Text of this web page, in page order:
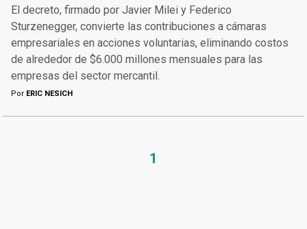
El decreto, firmado por Javier Milei y Federico
Sturzenegger, convierte las contribuciones a cámaras
empresariales en acciones voluntarias, eliminando costos
de alrededor de $6.000 millones mensuales para las
empresas del sector mercantil.
Por ERIC NESICH
1